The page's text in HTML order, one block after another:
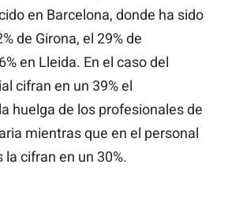
en Barcelona, donde ha sido
de Girona, el 29% de
en Lleida. En el caso del
cifran en un 39% el
huelga de los profesionales de
mientras que en el personal
cifran en un 30%.